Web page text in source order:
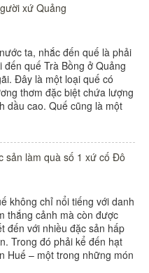
xứ Quảng
ta, nhắc đến quế là phải
đến quế Trà Bồng ở Quảng
Đây là một loại quế có
thơm đặc biệt chứa lượng
dầu cao. Quế cũng là một
sản làm quà số 1 xứ cố Đô
không chỉ nổi tiếng với danh
thắng cảnh mà còn được
đến với nhiều đặc sản hấp
Trong đó phải kể đến hạt
Huế – một trong những món